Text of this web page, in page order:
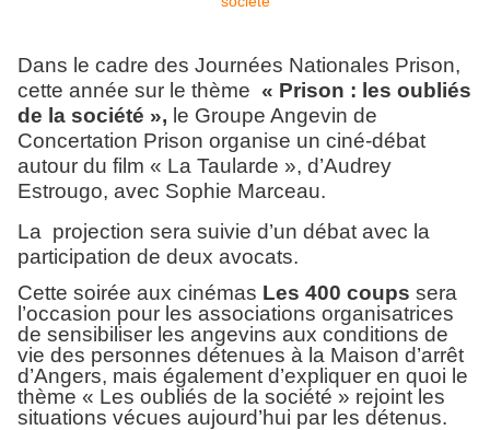
Dans le cadre des Journées Nationales Prison,
cette année sur le thème « Prison : les oubliés
de la société », le Groupe Angevin de
Concertation Prison organise un ciné-débat
autour du film « La Taularde », d’Audrey
Estrougo, avec Sophie Marceau.
La projection sera suivie d’un débat avec la
participation de deux avocats.
Cette soirée aux cinémas Les 400 coups sera
l’occasion pour les associations organisatrices
de sensibiliser les angevins aux conditions de
vie des personnes détenues à la Maison d’arrêt
d’Angers, mais également d’expliquer en quoi le
thème « Les oubliés de la société » rejoint les
situations vécues aujourd’hui par les détenus.